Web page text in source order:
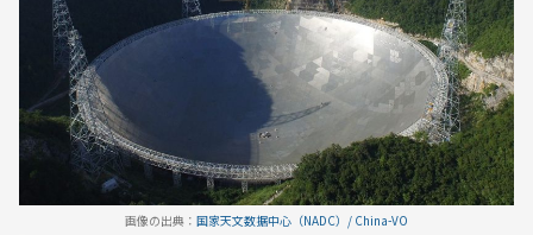
画像の出典： 国家天文数据中心（NADC）/ China-VO